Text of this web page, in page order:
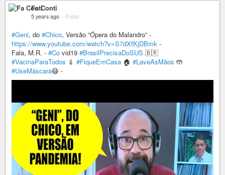
Fa Conti
5 years ago – Public
#Geni, do #Chico, Versão “Ópera do Malandro” -
https://www.youtube.com/watch?v=S7dXfKjDBmk -
Fala, M.R. - #Co vid19 #BrasilPrecisaDoSUS 🇧🇷
#VacinaParaTodos 💉 #FiqueEmCasa 🏠 #LaveAsMãos 🤲
#UseMáscara😷 -